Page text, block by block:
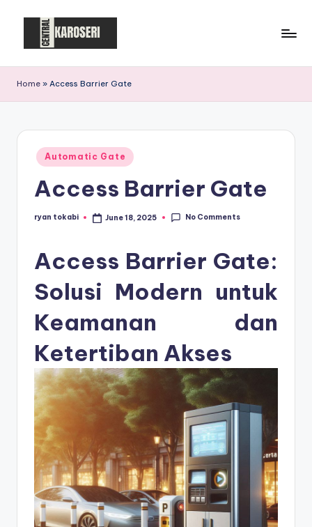
e
n
t
K
Home » Access Barrier Gate
Posted
in
Automatic Gate
Access Barrier Gate
Posted
ryan tokabi June 18, 2025 No Comments
Access Barrier Gate:
Solusi Modern untuk
Keamanan dan
Ketertiban Akses